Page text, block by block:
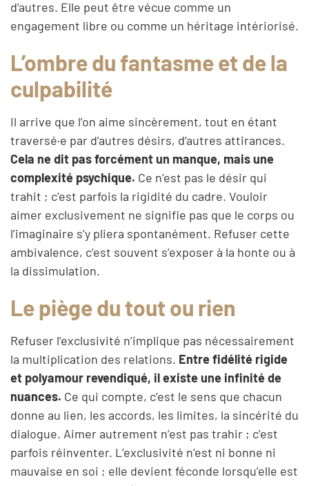
d’autres. Elle peut être vécue comme un
engagement libre ou comme un héritage intériorisé.
L’ombre du fantasme et de la
culpabilité
Il arrive que l’on aime sincèrement, tout en étant
traversé·e par d’autres désirs, d’autres attirances.
Cela ne dit pas forcément un manque, mais une
complexité psychique. Ce n’est pas le désir qui
trahit ; c’est parfois la rigidité du cadre. Vouloir
aimer exclusivement ne signifie pas que le corps ou
l’imaginaire s’y pliera spontanément. Refuser cette
ambivalence, c’est souvent s’exposer à la honte ou à
la dissimulation.
Le piège du tout ou rien
Refuser l’exclusivité n’implique pas nécessairement
la multiplication des relations. Entre fidélité rigide
et polyamour revendiqué, il existe une infinité de
nuances. Ce qui compte, c’est le sens que chacun
donne au lien, les accords, les limites, la sincérité du
dialogue. Aimer autrement n’est pas trahir ; c’est
parfois réinventer. L’exclusivité n’est ni bonne ni
mauvaise en soi ; elle devient féconde lorsqu’elle est